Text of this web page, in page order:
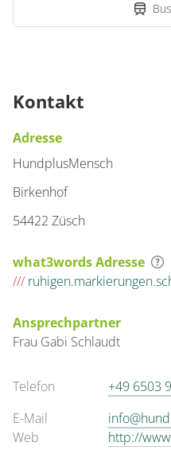
Kontakt
Adresse
HundplusMensch
Birkenhof
54422 Züsch
what3words Adresse
///
Ansprechpartner
Frau Gabi Schlaudt
Telefon
+49 6503
E-Mail
Web
http://